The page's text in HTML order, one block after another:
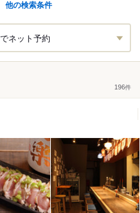
他の検索条件
でネット予約
196件